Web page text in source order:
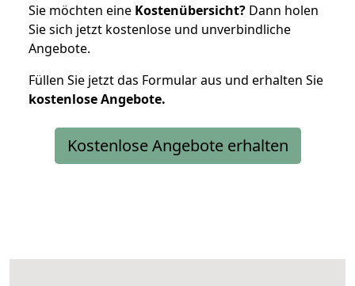
Sie möchten eine Kostenübersicht? Dann holen
Sie sich jetzt kostenlose und unverbindliche
Angebote.
Füllen Sie jetzt das Formular aus und erhalten Sie
kostenloseAngebote.
Kostenlose Angebote erhalten